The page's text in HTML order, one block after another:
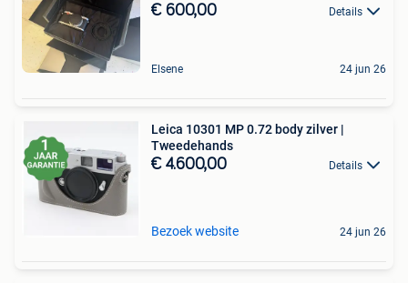
€ 600,00 Details
Elsene 24 jun 26
Leica 10301 MP 0.72 body zilver |
Tweedehands
€ 4.600,00 Details
Bezoek website 24 jun 26